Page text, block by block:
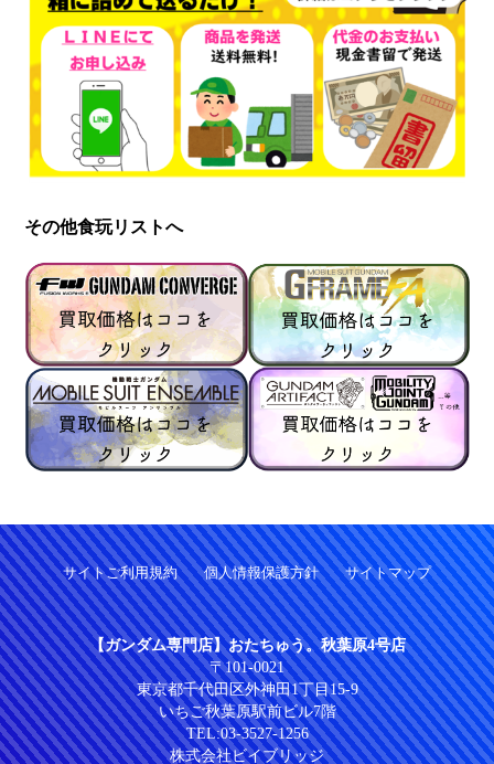
その他食玩リストへ
サイトご利用規約 個人情報保護方針 サイトマップ
【ガンダム専門店】おたちゅう。秋葉原4号店
〒101-0021
東京都千代田区外神田1丁目15-9
いちご秋葉原駅前ビル7階
TEL:03-3527-1256
株式会社ビイブリッジ